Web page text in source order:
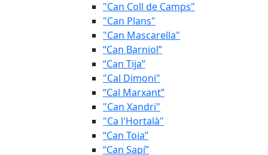
"Can Coll de Camps"
"Can Plans"
"Can Mascarella"
“Can Barniol”
“Can Tija”
"Cal Dimoni"
“Cal Marxant”
"Can Xandri"
"Ca l'Hortalà"
“Can Toia”
“Can Sapí”